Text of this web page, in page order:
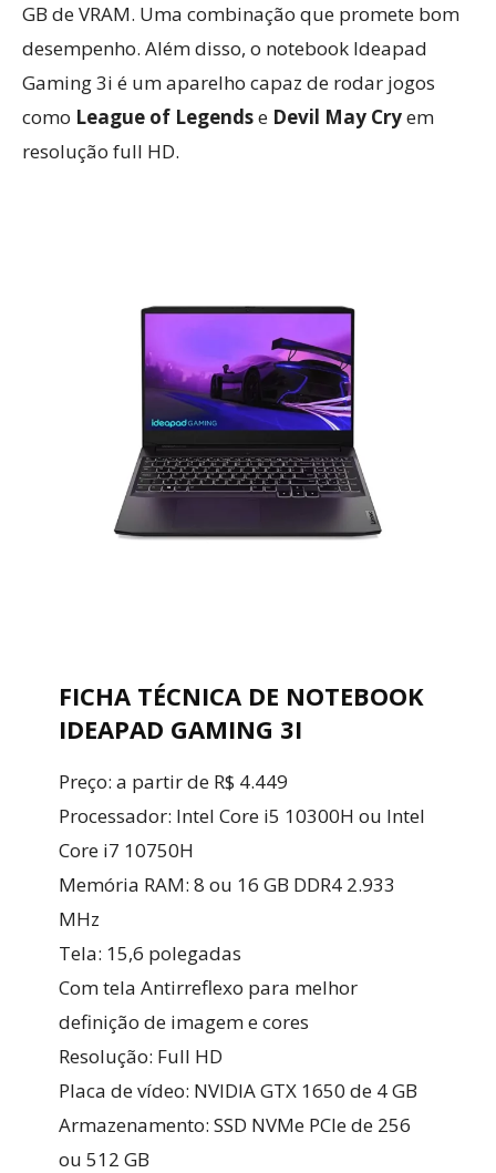
GB de VRAM. Uma combinação que promete bom
desempenho. Além disso, o notebook Ideapad
Gaming 3i é um aparelho capaz de rodar jogos
como League of Legendse Devil May Cryem
resolução full HD.
FICHA TÉCNICA DE NOTEBOOK
IDEAPAD GAMING 3I
Preço: a partir de R$ 4.449
Processador: Intel Core i5 10300H ou Intel
Core i7 10750H
Memória RAM: 8 ou 16 GB DDR4 2.933
MHz
Tela: 15,6 polegadas
Com tela Antirreflexo para melhor
definição de imagem e cores
Resolução: Full HD
Placa de vídeo: NVIDIA GTX 1650 de 4 GB
Armazenamento: SSD NVMe PCIe de 256
ou 512 GB